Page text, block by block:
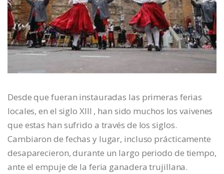
Desde que fueran instauradas las primeras ferias
locales, en el siglo XIII , han sido muchos los vaivenes
que estas han sufrido a través de los siglos.
Cambiaron de fechas y lugar, incluso prácticamente
desaparecieron, durante un largo periodo de tiempo,
ante el empuje de la feria ganadera trujillana.